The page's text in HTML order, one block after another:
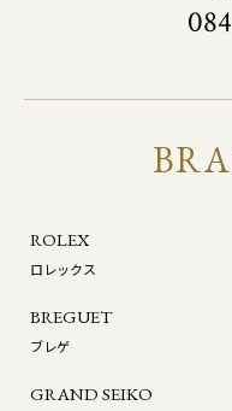
ROLEX
ロレックス
BREGUET
ブレゲ
GRAND SEIKO